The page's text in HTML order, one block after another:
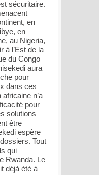
sécuritaire.
en
en
au Nigeria,
à l’Est de la
du Congo
aura
pour
dans ces
n’a
pour
solutions
être
espère
Tout
qui
Rwanda. Le
déjà été à